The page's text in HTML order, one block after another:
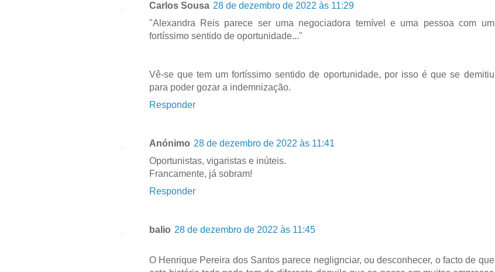
Carlos Sousa 28 de dezembro de 2022 às 11:29
"Alexandra Reis parece ser uma negociadora temível e uma pessoa com um
fortíssimo sentido de oportunidade..."
Vê-se que tem um fortíssimo sentido de oportunidade, por isso é que se demitiu
para poder gozar a indemnização.
Responder
Anónimo 28 de dezembro de 2022 às 11:41
Oportunistas, vigaristas e inúteis.
Francamente, já sobram!
Responder
balio 28 de dezembro de 2022 às 11:45
O Henrique Pereira dos Santos parece neglignciar, ou desconhecer, o facto de que